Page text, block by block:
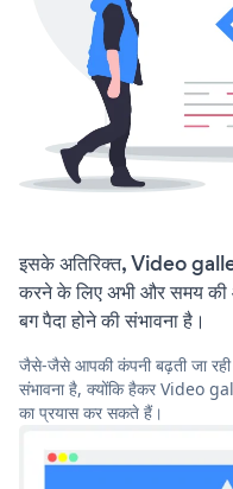
इसके अतिरिक्त, Video
करने के लिए अभी और समय
बग पैदा होने की संभावना है।
जैसे-जैसे आपकी कंपनी बढ़ती जा
संभावना है, क्योंकि हैकर Video
का प्रयास कर सकते हैं।